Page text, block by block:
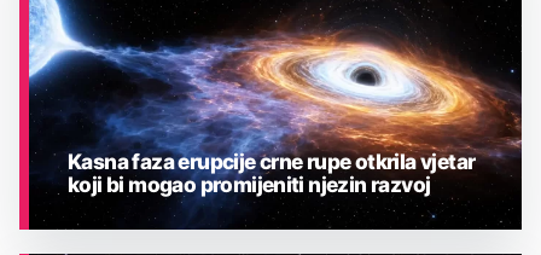
Kasna faza erupcije crne rupe otkrila vjetar
koji bi mogao promijeniti njezin razvoj